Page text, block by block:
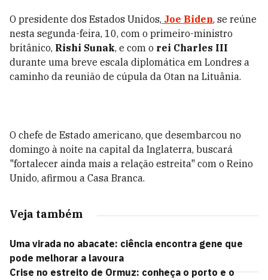
O presidente dos Estados Unidos, Joe Biden, se reúne
nesta segunda-feira, 10, com o primeiro-ministro
britânico, Rishi Sunak, e com o rei Charles III
durante uma breve escala diplomática em Londres a
caminho da reunião de cúpula da Otan na Lituânia.
O chefe de Estado americano, que desembarcou no
domingo à noite na capital da Inglaterra, buscará
"fortalecer ainda mais a relação estreita" com o Reino
Unido, afirmou a Casa Branca.
Veja também
Uma virada no abacate: ciência encontra gene que
pode melhorar a lavoura
Crise no estreito de Ormuz: conheça o porto e o